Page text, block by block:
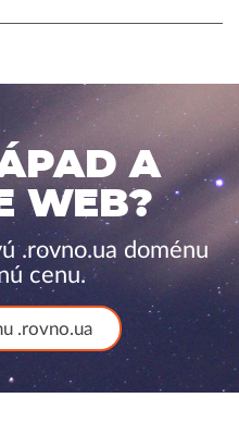
A
WEB?
.rovno.ua doménu
cenu.
.rovno.ua